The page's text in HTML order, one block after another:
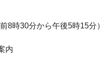
8時30分から午後5時15分）
内